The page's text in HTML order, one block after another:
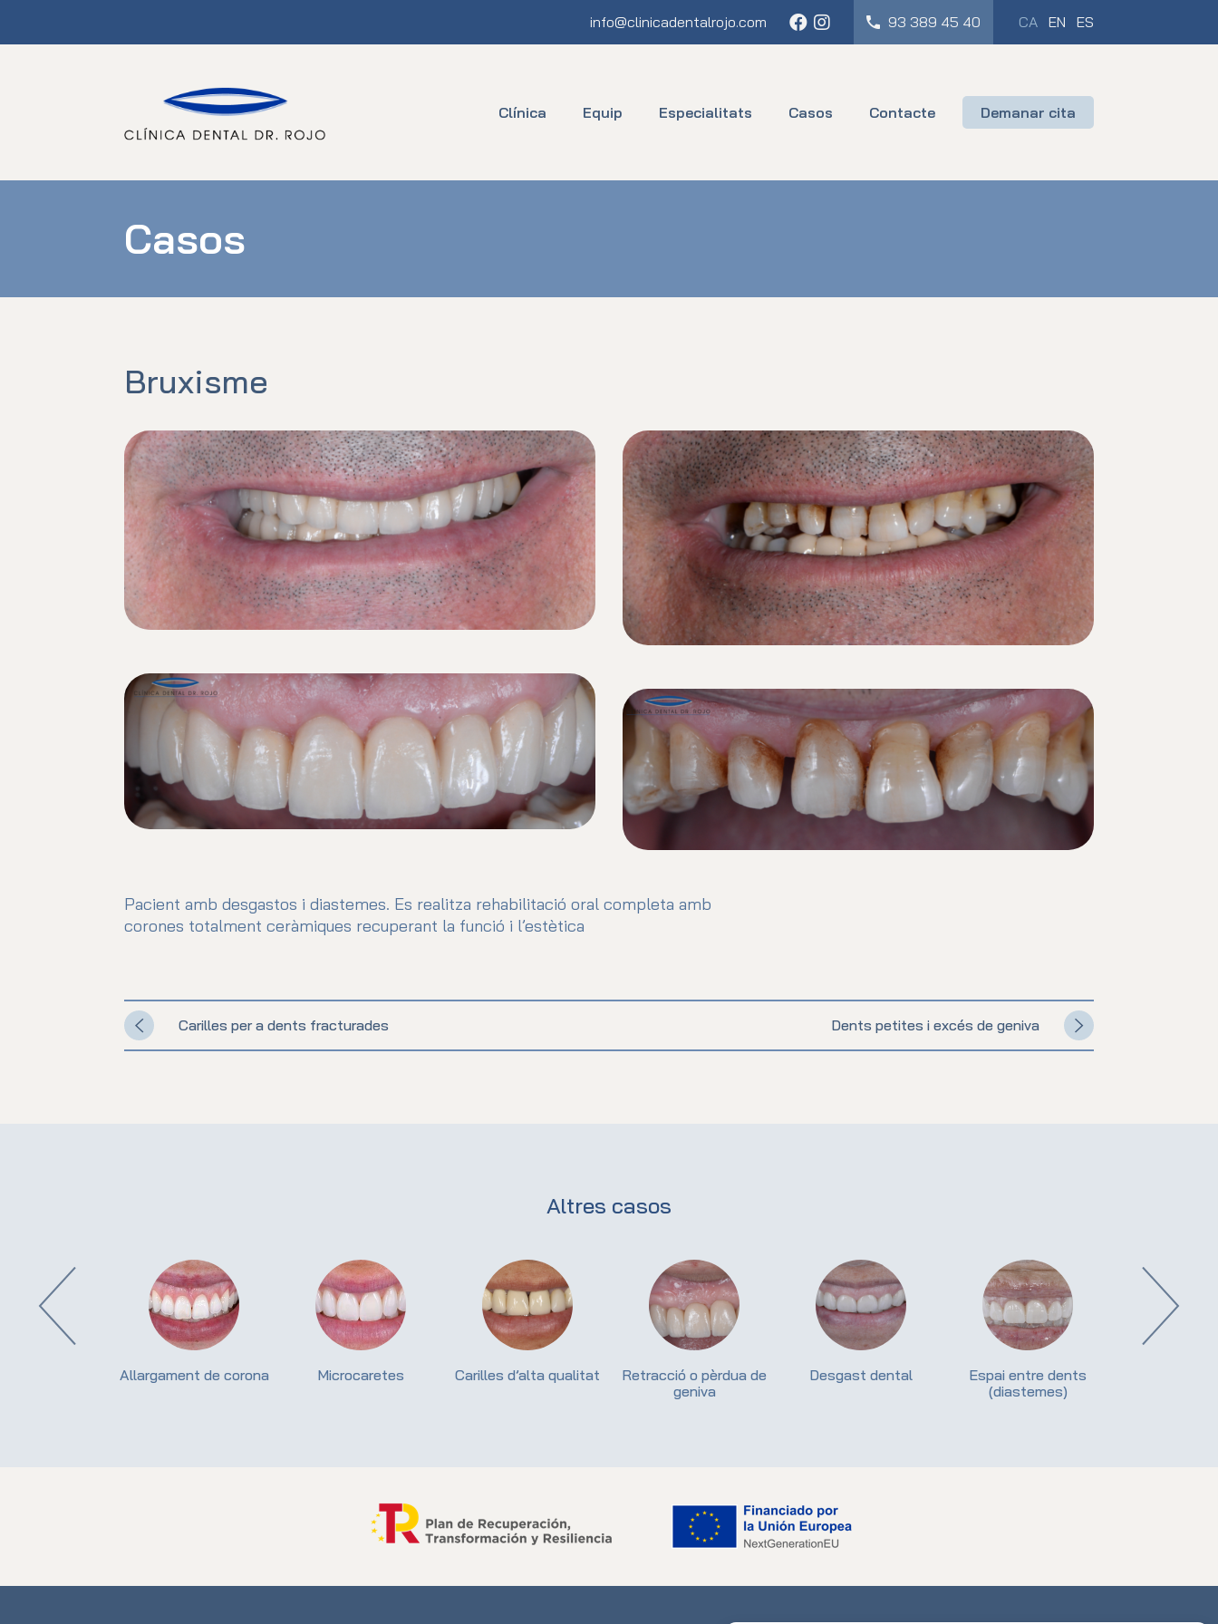
content
info@clinicadentalrojo.com Facebook
Instagram93 389 45 40 CA EN ES
Clínica Equip Especialitats Casos Contacte Demanar cita
Casos
Bruxisme
Pacient amb desgastos i diastemes. Es realitza rehabilitació oral completa amb
corones totalment ceràmiques recuperant la funció i l’estètica
Carilles per a dents fracturades Dents petites i excés de geniva
Altres casos
Allargament de corona Microcaretes Carilles d’alta qualitat
Retracció o pèrdua de
geniva
Desgast dental
Espai entre dents
(diastemes)